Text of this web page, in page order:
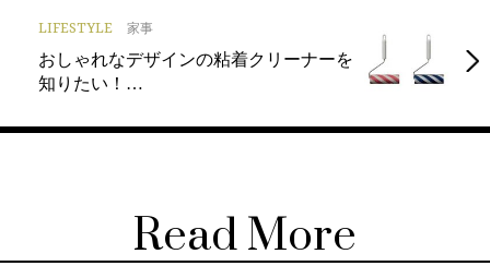
LIFESTYLE 家事
おしゃれなデザインの粘着クリーナーを
知りたい！…
Read More